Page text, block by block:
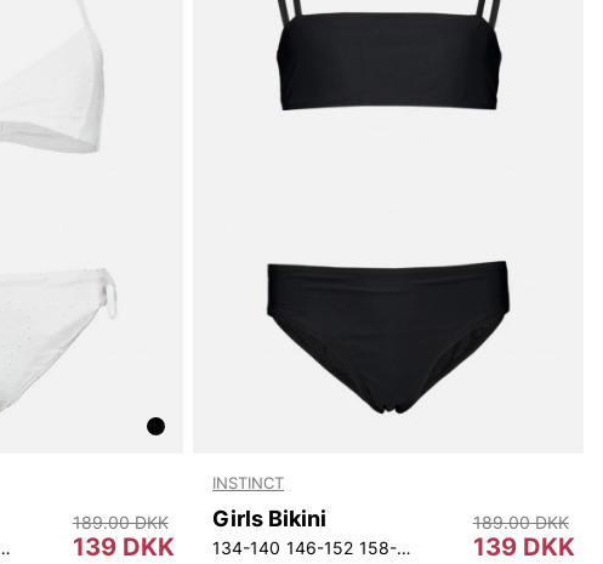
139 DKK
189.00 DKK
INSTINCT
Girls Bikini
134-140 146-152 158-164 139 DKK
189.00 DKK